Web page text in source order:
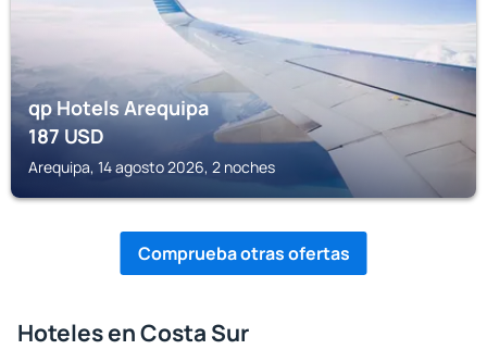
qp Hotels Arequipa
187USD
Arequipa, 14 agosto 2026, 2 noches
Comprueba otras ofertas
Hoteles en Costa Sur